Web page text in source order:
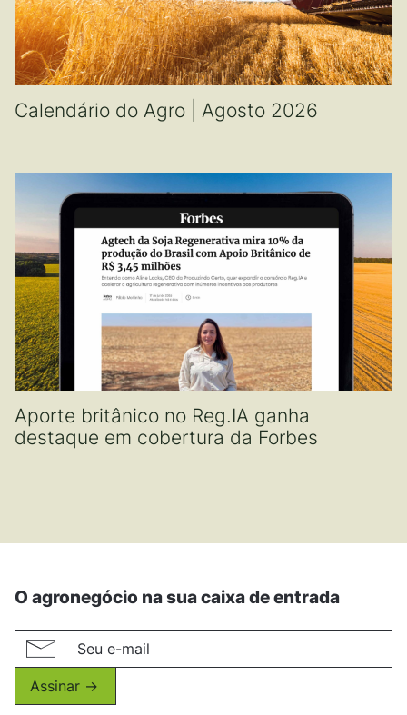
Calendário do Agro | Agosto 2026
Aporte britânico no Reg.IA ganha
destaque em cobertura da Forbes
O agronegócio na sua caixa de entrada
Assinar ->